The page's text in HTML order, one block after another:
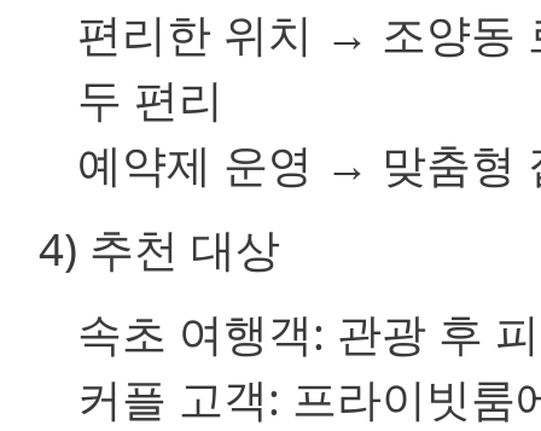
편리한 위치 → 조양동
두 편리
예약제 운영 → 맞춤형
4) 추천 대상
속초 여행객: 관광 후
커플 고객: 프라이빗룸